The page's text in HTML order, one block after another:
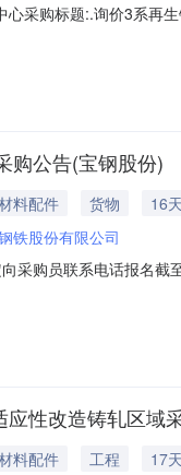
心采购标题:.询价3系再
购公告(宝钢股份)
料配件 货物
16
铁股份有限公司
采购员联系电话报名
卷取机共6套助卷辊
性改造铸轧区域
料配件 工程
17